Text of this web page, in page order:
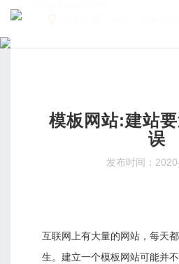
模板网站:建站
误
发布时间：
互联网上有大量的网站，每天
生。建立一个模板网站可能并